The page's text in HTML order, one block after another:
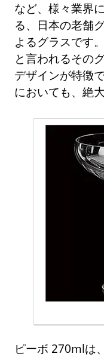
など、様々業界
る、日本の老舗
よるグラスです
と言われるその
デザインが特徴
においても、絶
ピーボ 270mlは